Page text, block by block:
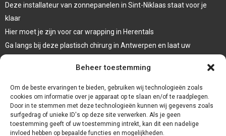
Beheer toestemming
Om de beste ervaringen te bieden, gebruiken wij technologieën zoals
cookies om informatie over je apparaat op te slaan en/of te raadplegen.
Door in te stemmen met deze technologieën kunnen wij gegevens zoals
surfgedrag of unieke ID's op deze site verwerken. Als je geen
toestemming geeft of uw toestemming intrekt, kan dit een nadelige
invloed hebben op bepaalde functies en mogelijkheden.
Deze installateur van zonnepanelen in Sint-Niklaas staat voor je
klaar
Hier moet je zijn voor car wrapping in Herentals
Ga langs bij deze plastisch chirurg in Antwerpen en laat uw
Laat een systeemdiagnose uitvoeren bij deze garage in Dessel